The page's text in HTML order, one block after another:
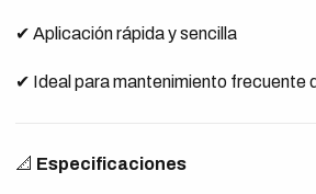
✔ Aplicación rápida y sencilla
✔ Ideal para mantenimiento frecuente
📐 Especificaciones